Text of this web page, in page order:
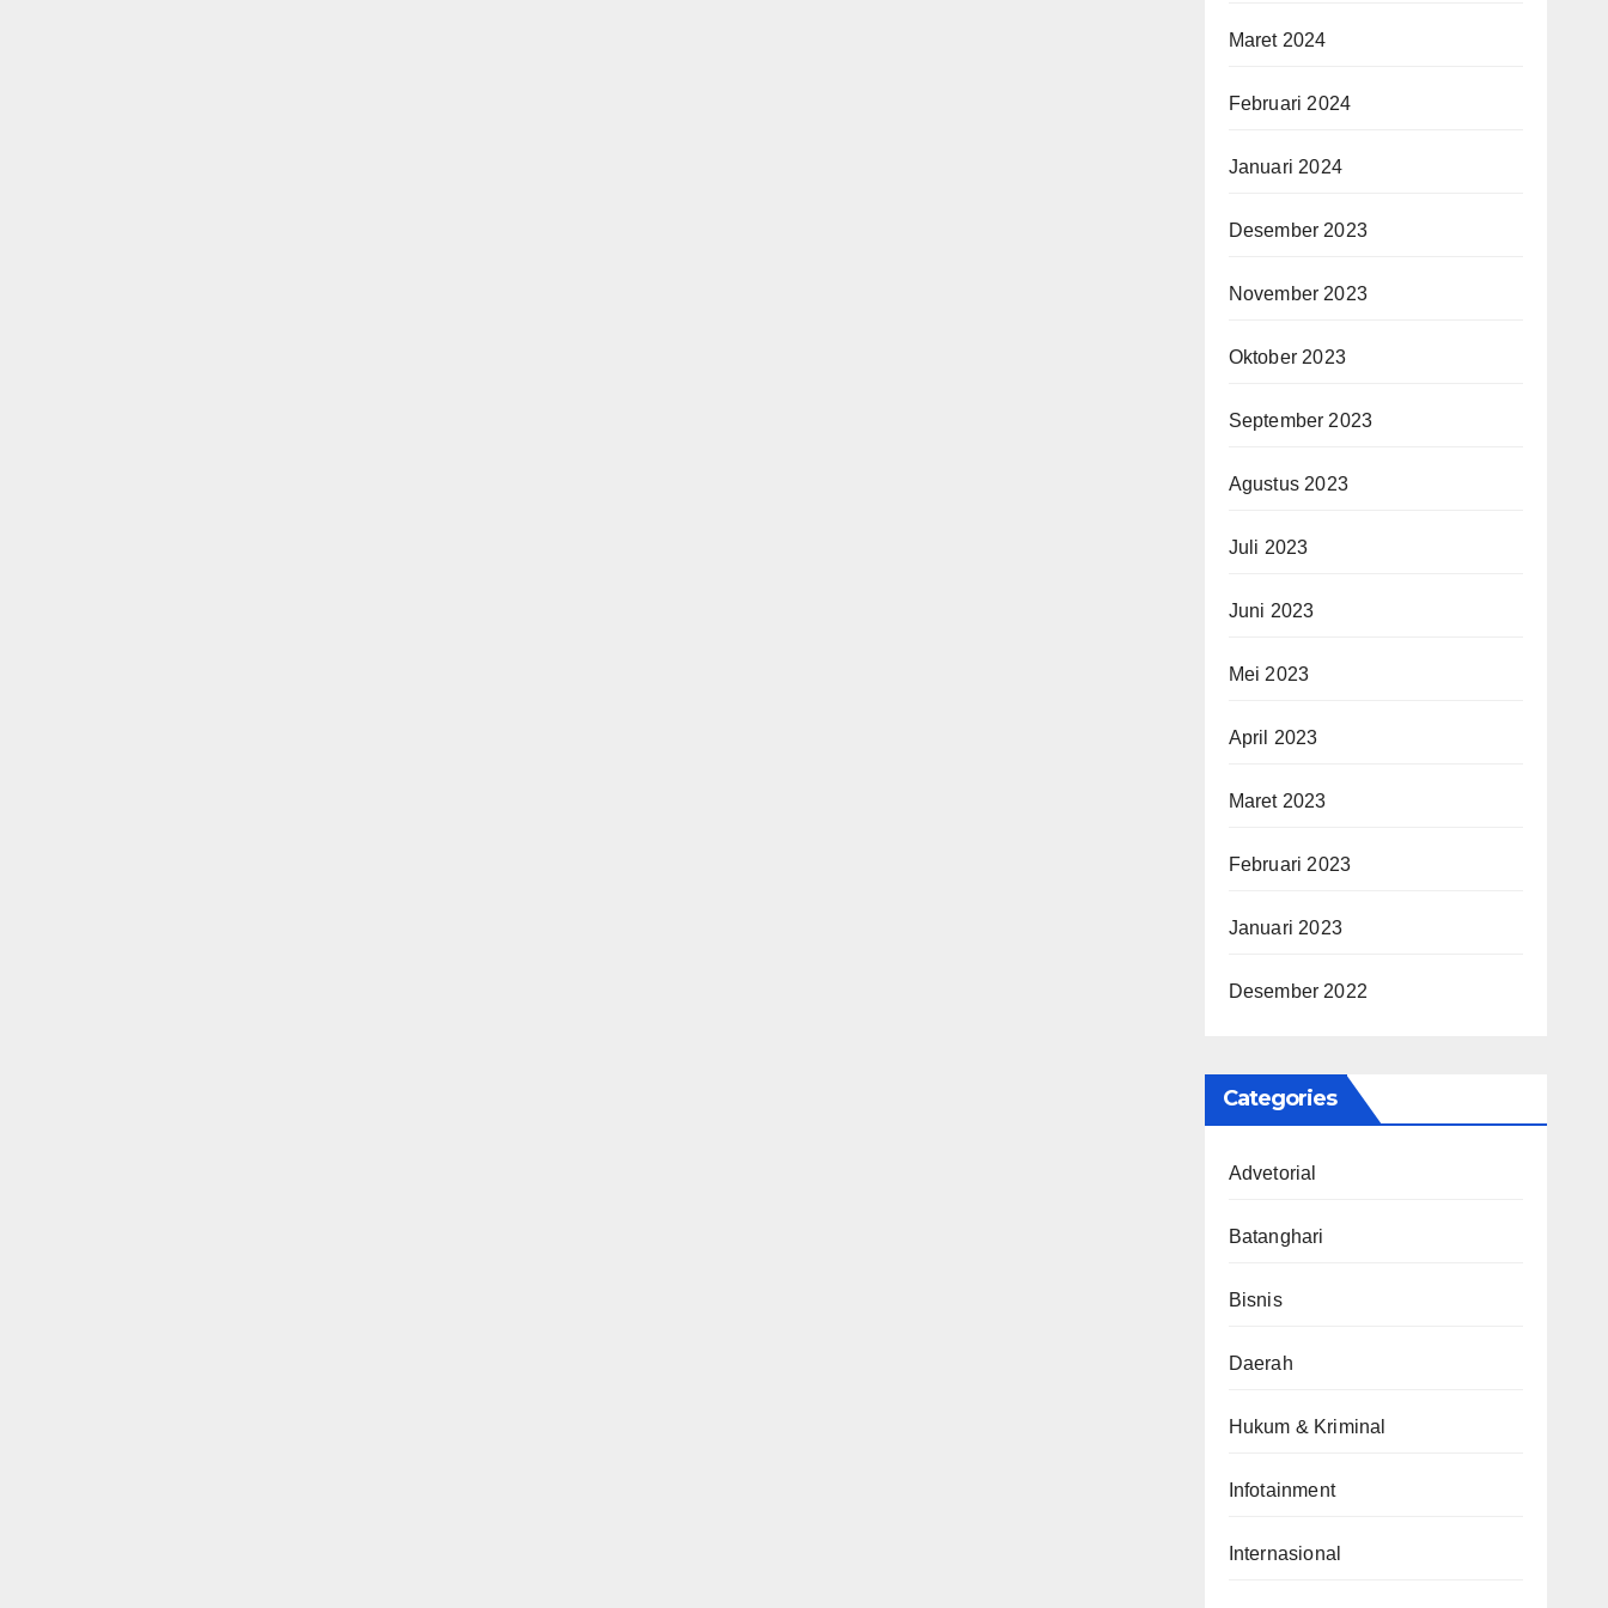
Maret 2024
Februari 2024
Januari 2024
Desember 2023
November 2023
Oktober 2023
September 2023
Agustus 2023
Juli 2023
Juni 2023
Mei 2023
April 2023
Maret 2023
Februari 2023
Januari 2023
Desember 2022
Categories
Advetorial
Batanghari
Bisnis
Daerah
Hukum & Kriminal
Infotainment
Internasional